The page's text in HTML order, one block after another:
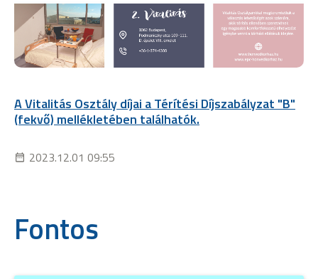
A Vitalitás Osztály díjai a Térítési Díjszabályzat "B"
(fekvő) mellékletében találhatók.
2023.12.01 09:55
Fontos